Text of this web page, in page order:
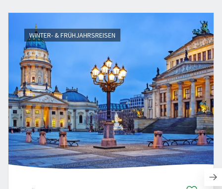
WINTER- & FRÜHJAHRSREISEN